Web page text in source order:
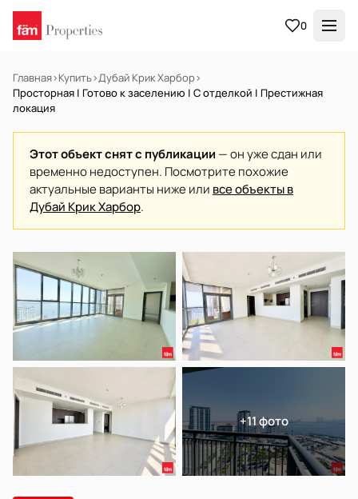
0
Главная›Купить›Дубай Крик Харбор›
Просторная | Готово к заселению | С отделкой | Престижная
локация
Этот объект снят с публикации — он уже сдан или
временно недоступен. Посмотрите похожие
актуальные варианты ниже или все объекты в
Дубай Крик Харбор.
В АРЕНДУ
+11 фото